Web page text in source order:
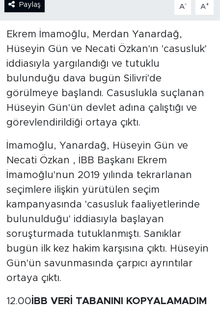
Paylaş A- A+
Ekrem İmamoğlu, Merdan Yanardağ,
Hüseyin Gün ve Necati Özkan'ın 'casusluk'
iddiasıyla yargılandığı ve tutuklu
bulunduğu dava bugün Silivri'de
görülmeye başlandı. Casuslukla suçlanan
Hüseyin Gün'ün devlet adına çalıştığı ve
görevlendirildiği ortaya çıktı.
İmamoğlu, Yanardağ, Hüseyin Gün ve
Necati Özkan , İBB Başkanı Ekrem
İmamoğlu'nun 2019 yılında tekrarlanan
seçimlere ilişkin yürütülen seçim
kampanyasında 'casusluk faaliyetlerinde
bulunulduğu' iddiasıyla başlayan
soruşturmada tutuklanmıştı. Sanıklar
bugün ilk kez hakim karşısına çıktı. Hüseyin
Gün'ün savunmasında çarpıcı ayrıntılar
ortaya çıktı.
12.00 İBB VERİ TABANINI KOPYALAMADIM
SPOR
KÜLTÜR SANAT
YAŞAM
TARİHTEN GÜNÜMÜZE
TARİH
SAĞLIK
SİYASET
MEDYA KÖŞESİ
FOTO GALERİ
VİDEOLAR